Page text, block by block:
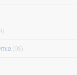
(98)